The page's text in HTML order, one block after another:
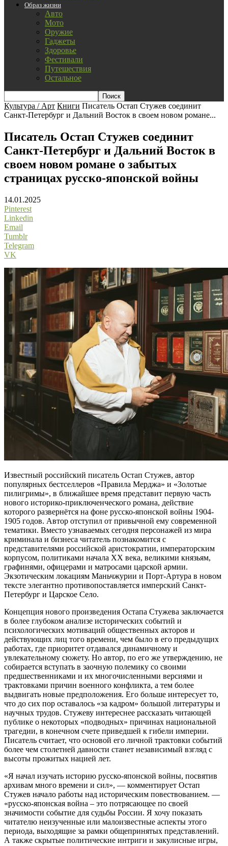
Образ жизни
Авто
Мото
Оружие
Гаджеты
Здоровье
Фестивали
Путешествия
Остальное
Культура / Арт Книги Писатель Остап Стужев соединит
Санкт-Петербург и Дальний Восток в своем новом романе...
Писатель Остап Стужев соединит
Санкт-Петербург и Дальний Восток в
своем новом романе о забытых
страницах русско-японской войны
14.01.2025
Pinterest
Linkedin
Email
Tumblr
Telegram
VK
Известный российский писатель Остап Стужев, автор
популярных бестселлеров «Правила Мерджа» и «Золотые
пилигримы», в ближайшее время представит первую часть
нового историко-приключенческого романа, действие
которого развернётся на фоне русско-японской войны 1904-
1905 годов. Автор отступил от привычной ему современной
тематики. Вместо узнаваемых сегодня персонажей из мира
криминала и бизнеса читатель познакомится с
представителями российской аристократии, императорским
корпусом, политиками начала ХХ века, великими князьям,
графинями, офицерами и матросами царской армии.
Экзотическим локациям Маньчжурии и Порт-Артура в новом
тексте элегантно противопоставляется имперский Санкт-
Петербург и Царское Село.
Концепция нового произведения Остапа Стужева заключается
в более глубоком анализе исторических событий и
психологических мотиваций общественных акторов и
действующих лиц того времени, чем было в его предыдущих
работах, где приоритет отдавался динамичному и
увлекательному сюжету. Но автор, по его же утверждению, не
собирается вступать в заочную полемику со своими
предшественниками и их многочисленными версиями и
трактовками причин военного конфликта, а тем более
выдвигать новые предположения. Его больше интересует то,
что до сих пор оставалось «за кадром» большой литературы и
научных трудов. Стужеву интереснее рассказать читающей
публике о некоторых «подводных» причинах национальной
трагедии, в конечном счете приведшей к гибели империи.
Писатель считает, что основой его личной трактовки событий
более чем столетней давности станет независимый взгляд с
высоты прожитых нацией лет.
«Я начал изучать историю русско-японской войны, посвятив
архивам много времени и сил», — комментирует Остап
Стужев начало работы над историческим повествованием. —
«русско-японская война – это потрясающее по своей
значимости событие для судьбы России. Я хочу показать
читателю неизученные или малоизвестные аспекты этого
периода, выходящие за рамки общепринятых представлений.
А также скрытые политические интриги и закулисные игры,